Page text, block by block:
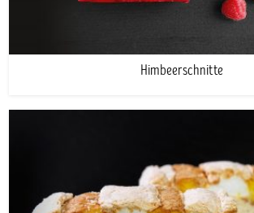
Himbeerschnitte